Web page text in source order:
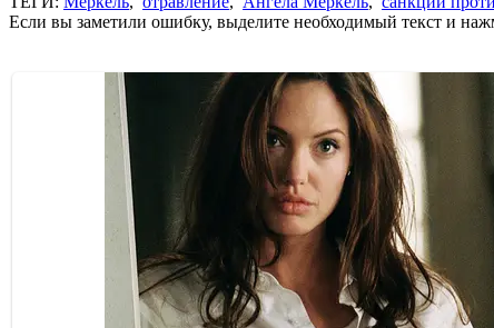
Если вы заметили ошибку, выделите необходимый текст и